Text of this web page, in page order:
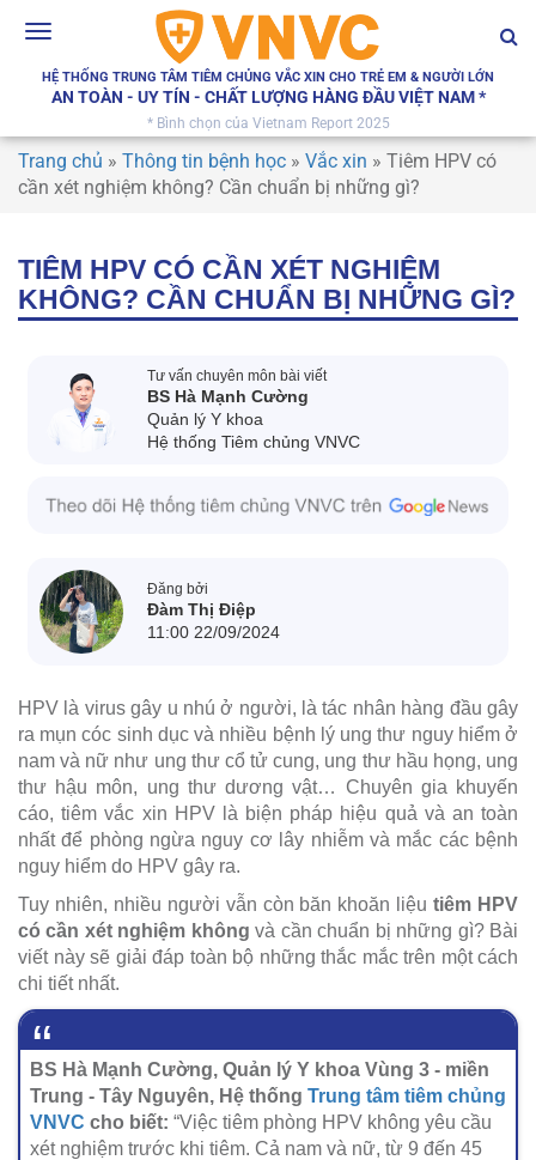
Toggle
HỆ THỐNG TRUNG TÂM TIÊM CHỦNG VẮC XIN CHO TRẺ EM & NGƯỜI LỚN
AN TOÀN - UY TÍN - CHẤT LƯỢNG HÀNG ĐẦU VIỆT NAM *
* Bình chọn của Vietnam Report 2025
Trang chủ » Thông tin bệnh học » Vắc xin » Tiêm HPV có
cần xét nghiệm không? Cần chuẩn bị những gì?
TIÊM HPV CÓ CẦN XÉT NGHIỆM
KHÔNG? CẦN CHUẨN BỊ NHỮNG GÌ?
Tư vấn chuyên môn bài viết
BS Hà Mạnh Cường
Quản lý Y khoa
Hệ thống Tiêm chủng VNVC
Đăng bởi
Đàm Thị Điệp
11:00 22/09/2024
HPV là virus gây u nhú ở người, là tác nhân hàng đầu gây
ra mụn cóc sinh dục và nhiều bệnh lý ung thư nguy hiểm ở
nam và nữ như ung thư cổ tử cung, ung thư hầu họng, ung
thư hậu môn, ung thư dương vật… Chuyên gia khuyến
cáo, tiêm vắc xin HPV là biện pháp hiệu quả và an toàn
nhất để phòng ngừa nguy cơ lây nhiễm và mắc các bệnh
nguy hiểm do HPV gây ra.
Tuy nhiên, nhiều người vẫn còn băn khoăn liệutiêm HPV
có cần xét nghiệm khôngvà cần chuẩn bị những gì? Bài
viết này sẽ giải đáp toàn bộ những thắc mắc trên một cách
chi tiết nhất.
BS Hà Mạnh Cường, Quản lý Y khoa Vùng 3 - miền
Trung - Tây Nguyên, Hệ thống Trung tâm tiêm chủng
VNVC cho biết: “Việc tiêm phòng HPV không yêu cầu
xét nghiệm trước khi tiêm. Cả nam và nữ, từ 9 đến 45